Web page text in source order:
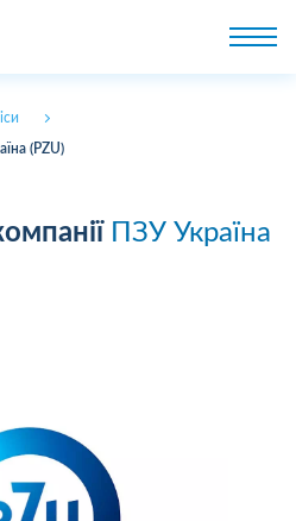
(PZU)
ПЗУ Україна